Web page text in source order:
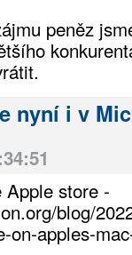
peněz
nyní i v
store -
blog/
on-apples-